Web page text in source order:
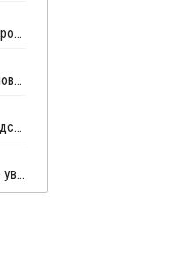
BASF: только комбинации технологий решат проблему переработки инженерных пластиков
Supreme Petrochem введет в эксплуатацию новую линию по производству полистирола
"Росстат" в июне зафиксировал рост производства в основных группах пластмасс
Экспорт полимеров Sabic во втором квартале увеличился более чем вдвое через Янбу на фоне напряженности в Ормузском проливе